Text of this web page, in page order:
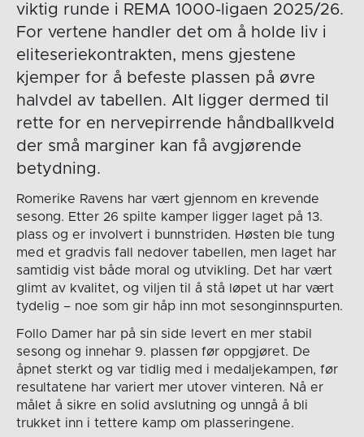
viktig runde i REMA 1000-ligaen 2025/26.
For vertene handler det om å holde liv i
eliteseriekontrakten, mens gjestene
kjemper for å befeste plassen på øvre
halvdel av tabellen. Alt ligger dermed til
rette for en nervepirrende håndballkveld
der små marginer kan få avgjørende
betydning.
Romerike Ravens har vært gjennom en krevende
sesong. Etter 26 spilte kamper ligger laget på 13.
plass og er involvert i bunnstriden. Høsten ble tung
med et gradvis fall nedover tabellen, men laget har
samtidig vist både moral og utvikling. Det har vært
glimt av kvalitet, og viljen til å stå løpet ut har vært
tydelig – noe som gir håp inn mot sesonginnspurten.
Follo Damer har på sin side levert en mer stabil
sesong og innehar 9. plassen før oppgjøret. De
åpnet sterkt og var tidlig med i medaljekampen, før
resultatene har variert mer utover vinteren. Nå er
målet å sikre en solid avslutning og unngå å bli
trukket inn i tettere kamp om plasseringene.